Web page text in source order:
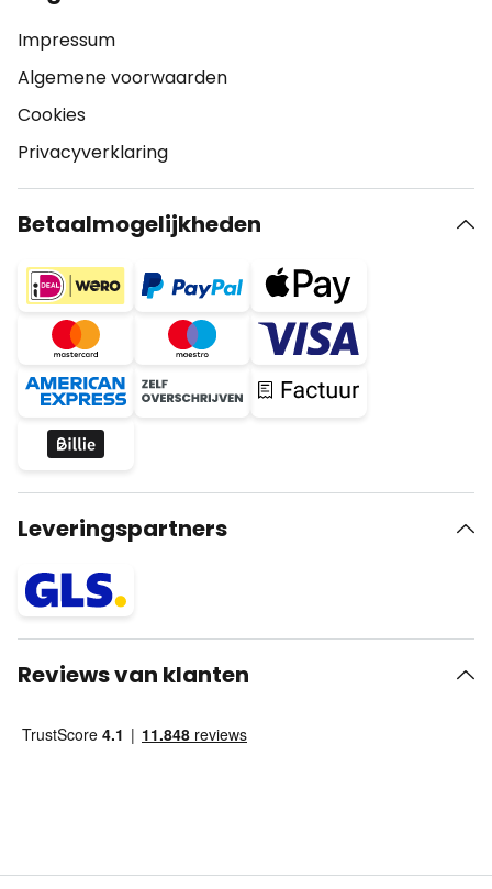
Impressum
Algemene voorwaarden
Cookies
Privacyverklaring
Betaalmogelijkheden
Leveringspartners
Reviews van klanten